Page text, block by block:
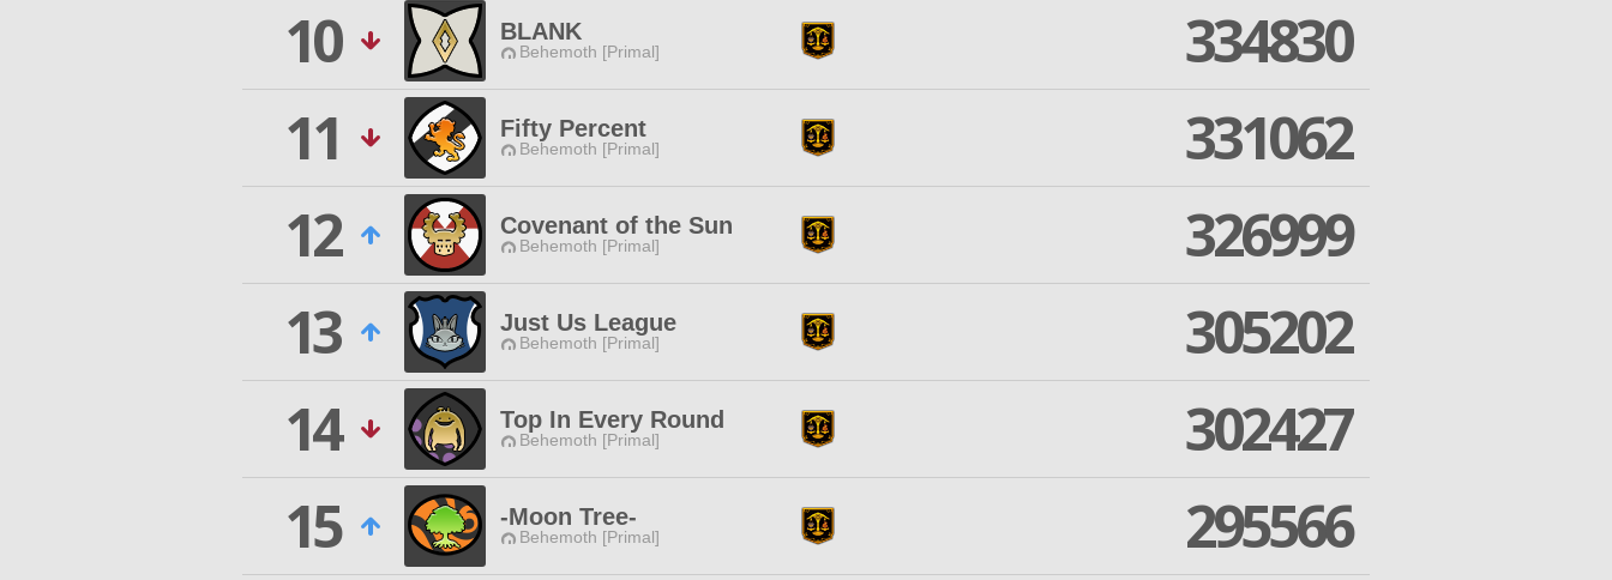
10
BLANK
Behemoth [Primal]
334830
11
Fifty Percent
Behemoth [Primal]
331062
12
Covenant of the Sun
Behemoth [Primal]
326999
13
Just Us League
Behemoth [Primal]
305202
14
Top In Every Round
Behemoth [Primal]
302427
15
-Moon Tree-
Behemoth [Primal]
295566